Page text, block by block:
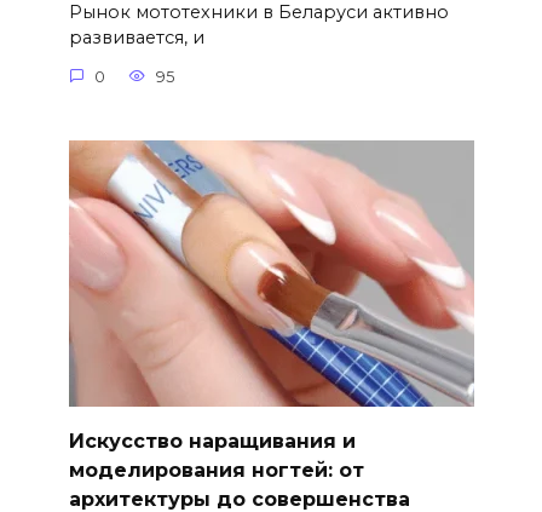
Рынок мототехники в Беларуси активно
развивается, и
0 95
Искусство наращивания и
моделирования ногтей: от
архитектуры до совершенства